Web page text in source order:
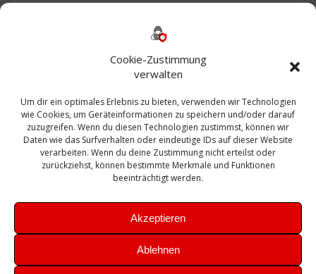
Cookie-Zustimmung
verwalten
Um dir ein optimales Erlebnis zu bieten, verwenden wir Technologien
wie Cookies, um Geräteinformationen zu speichern und/oder darauf
zuzugreifen. Wenn du diesen Technologien zustimmst, können wir
Daten wie das Surfverhalten oder eindeutige IDs auf dieser Website
verarbeiten. Wenn du deine Zustimmung nicht erteilst oder
zurückziehst, können bestimmte Merkmale und Funktionen
beeinträchtigt werden.
Akzeptieren
Ablehnen
Bautagebuch
Exchange firewall Fritzbox
Microsoft
Sanierung SBS Security Server Sicherheit
Sicherung SIEM Sophos SSL Ubuntu
Update Upgrade UTM VCenter VCSA Veeam
VMWare VPN WAZUH Windows
Zertifikat